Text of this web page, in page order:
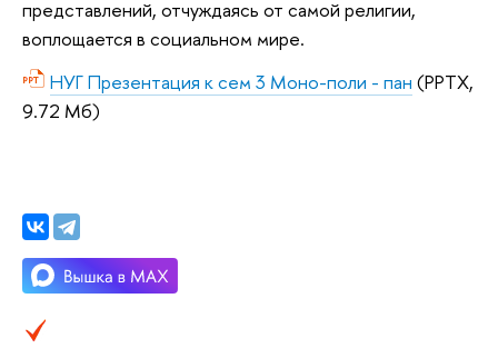
представлений, отчуждаясь от самой религии,
воплощается в социальном мире.
НУГ Презентация к сем 3 Моно-поли - пан (PPTX,
9.72 Мб)